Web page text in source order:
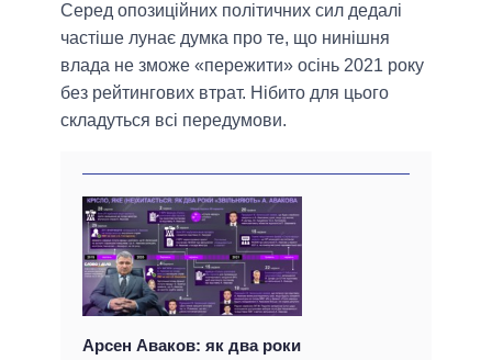
Серед опозиційних політичних сил дедалі
частіше лунає думка про те, що нинішня
влада не зможе «пережити» осінь 2021 року
без рейтингових втрат. Нібито для цього
складуться всі передумови.
Арсен Аваков: як два роки